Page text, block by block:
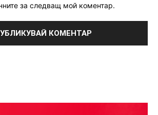
за следващ мой коментар.